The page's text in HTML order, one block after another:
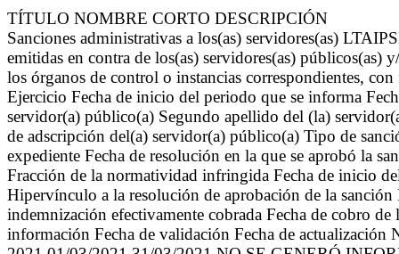
TÍTULO NOMBRE CORTO DESCRIPCIÓN
Sanciones administrativas a los(as) servidores(as)
emitidas en contra de los(as) servidores(as)
los órganos de control o instancias correspondientes,
Ejercicio Fecha de inicio del periodo que se informa
servidor(a) público(a) Segundo apellido del (la)
de adscripción del(a) servidor(a) público(a) Tipo de
expediente Fecha de resolución en la que se aprobó la
Fracción de la normatividad infringida Fecha de inicio
Hipervínculo a la resolución de aprobación de la
indemnización efectivamente cobrada Fecha de cobro
información Fecha de validación Fecha de actualización